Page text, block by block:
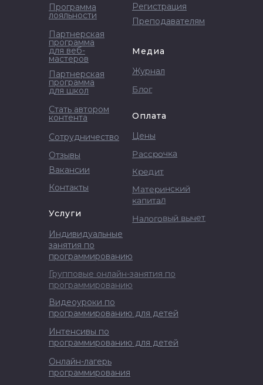
Отзывы
Сотрудничество
Партнерская
программа
для веб-
мастеров
Партнерская
программа
для школ
Стать автором
контента
Вакансии
Контакты
Программа
лояльности
Услуги
Видеоуроки по
программированию для детей
Интенсивы по
программированию для детей
Групповые онлайн-занятия по
программированию
Индивидуальные
занятия по
программированию
Онлайн-лагерь
программирования
Регистрация
Преподавателям
Медиа
Журнал
Блог
Оплата
Цены
Рассрочка
Кредит
Материнский
капитал
Налоговый вычет